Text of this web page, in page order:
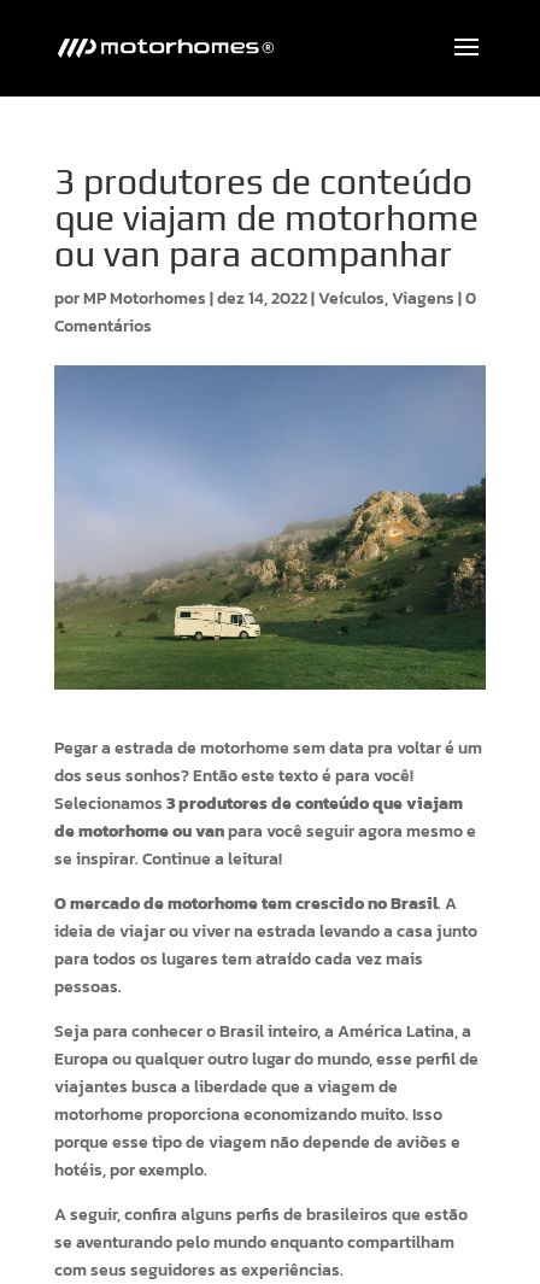
3 produtores de conteúdo
que viajam de motorhome
ou van para acompanhar
porMP Motorhomes|dez 14, 2022|Veículos,Viagens|0
Comentários
Pegar a estrada de motorhome sem data pra voltar é um
dos seus sonhos? Então este texto é para você!
Selecionamos3 produtores de conteúdo que viajam
de motorhome ou vanpara você seguir agora mesmo e
se inspirar. Continue a leitura!
O mercado de motorhome tem crescido no Brasil. A
ideia de viajar ou viver na estrada levando a casa junto
para todos os lugares tem atraído cada vez mais
pessoas.
Seja para conhecer o Brasil inteiro, a América Latina, a
Europa ou qualquer outro lugar do mundo, esse perfil de
viajantes busca a liberdade que a viagem de
motorhome proporciona economizando muito. Isso
porque esse tipo de viagem não depende de aviões e
hotéis, por exemplo.
A seguir, confira alguns perfis de brasileiros que estão
se aventurando pelo mundo enquanto compartilham
com seus seguidores as experiências.